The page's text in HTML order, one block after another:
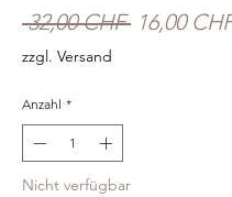
32,00 CHF 16,00
zzgl. Versand
Anzahl *
Nicht verfügbar